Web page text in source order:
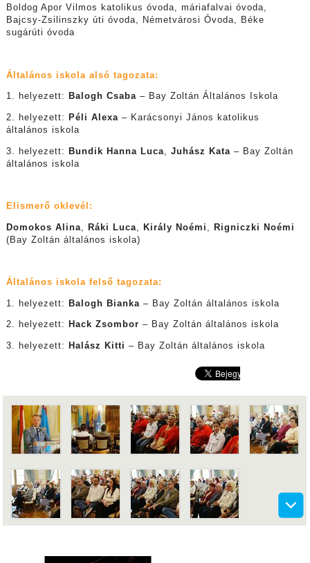
Boldog Apor Vilmos katolikus óvoda, máriafalvai óvoda,
Bajcsy-Zsilinszky úti óvoda, Németvárosi Óvoda, Béke
sugárúti óvoda
Általános iskola alsó tagozata:
1. helyezett: Balogh Csaba– Bay Zoltán Általános Iskola
2. helyezett: Péli Alexa– Karácsonyi János katolikus
általános iskola
3. helyezett: Bundik Hanna Luca Juhász Kata – Bay Zoltán
általános iskola
Elismerő oklevél:
Domokos Alina Ráki Luca Király Noémi
Rigniczki Noémi
(Bay Zoltán általános iskola)
Általános iskola felső tagozata:
1. helyezett: Balogh Bianka – Bay Zoltán általános iskola
2. helyezett: Hack Zsombor – Bay Zoltán általános iskola
3. helyezett: Halász Kitti – Bay Zoltán általános iskola